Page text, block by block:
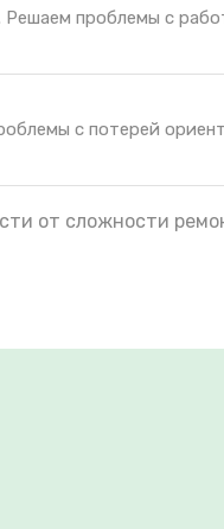
Решаем проблемы с
с потерей
от сложности